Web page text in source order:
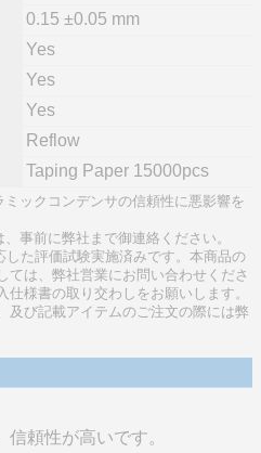
0.15 ±0.05 mm
Yes
Yes
Yes
Reflow
Taping Paper 15000pcs
ックコンデンサの信頼性に悪影響を
事前に弊社まで御連絡ください。
した評価試験実施済みです。本商品の
ては、弊社営業にお問い合わせくださ
様書の取り交わしをお願いします。
及び記載アイテムのご注文の際には弊
頼性が高いです。